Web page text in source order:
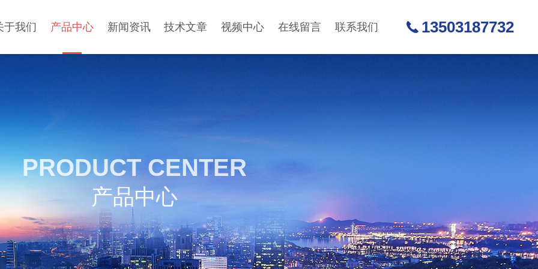
于我们 产品中心 新闻资讯 技术文章 视频中心 在线留言 联系我们 13503187732
PRODUCT CENTER
产品中心